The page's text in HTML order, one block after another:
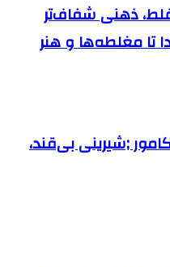
ذهنی شفاف‌تر
تا مغلطه‌ها و هنر
;شیرینی بی‌قند،